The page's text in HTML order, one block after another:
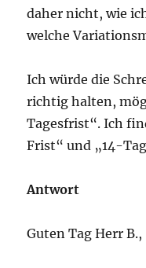
daher nicht, wie
welche
Ich würde die
richtig halten,
Tagesfrist“. Ich
Frist“ und „14-
Antwort
Guten Tag Herr B.,